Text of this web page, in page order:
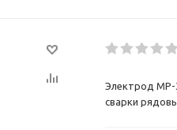
Электрод МР-
сварки